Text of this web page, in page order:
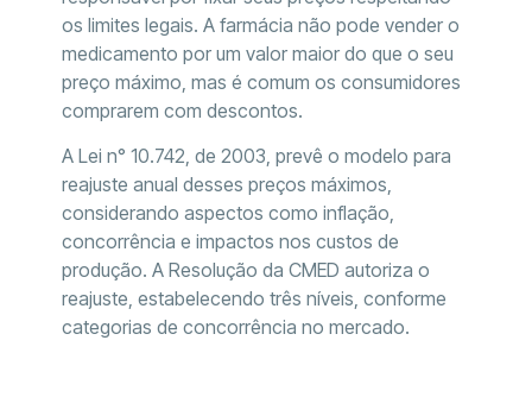
os limites legais. A farmácia não pode vender o
medicamento por um valor maior do que o seu
preço máximo, mas é comum os consumidores
comprarem com descontos.
A Lei n° 10.742, de 2003, prevê o modelo para
reajuste anual desses preços máximos,
considerando aspectos como inflação,
concorrência e impactos nos custos de
produção. A Resolução da CMED autoriza o
reajuste, estabelecendo três níveis, conforme
categorias de concorrência no mercado.